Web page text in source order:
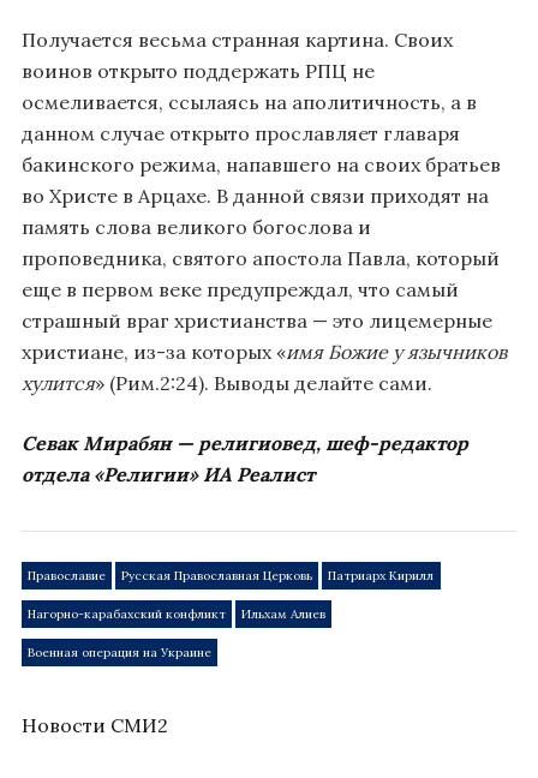
Получается весьма странная картина. Своих
воинов открыто поддержать РПЦ не
осмеливается, ссылаясь на аполитичность, а в
данном случае открыто прославляет главаря
бакинского режима, напавшего на своих братьев
во Христе в Арцахе. В данной связи приходят на
память слова великого богослова и
проповедника, святого апостола Павла, который
еще в первом веке предупреждал, что самый
страшный враг христианства — это лицемерные
христиане, из-за которых «имя Божие у язычников
хулится» (Рим.2:24). Выводы делайте сами.
Севак Мирабян — религиовед, шеф-редактор
отдела «Религии» ИА Реалист
Православие Русская Православная Церковь Патриарх Кирилл
Нагорно-карабахский конфликт Ильхам Алиев
Военная операция на Украине
Новости СМИ2